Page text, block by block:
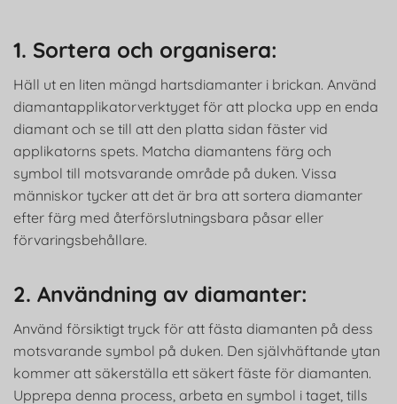
1. Sortera och organisera:
Häll ut en liten mängd hartsdiamanter i brickan. Använd
diamantapplikatorverktyget för att plocka upp en enda
diamant och se till att den platta sidan fäster vid
applikatorns spets. Matcha diamantens färg och
symbol till motsvarande område på duken. Vissa
människor tycker att det är bra att sortera diamanter
efter färg med återförslutningsbara påsar eller
förvaringsbehållare.
2. Användning av diamanter:
Använd försiktigt tryck för att fästa diamanten på dess
motsvarande symbol på duken. Den självhäftande ytan
kommer att säkerställa ett säkert fäste för diamanten.
Upprepa denna process, arbeta en symbol i taget, tills